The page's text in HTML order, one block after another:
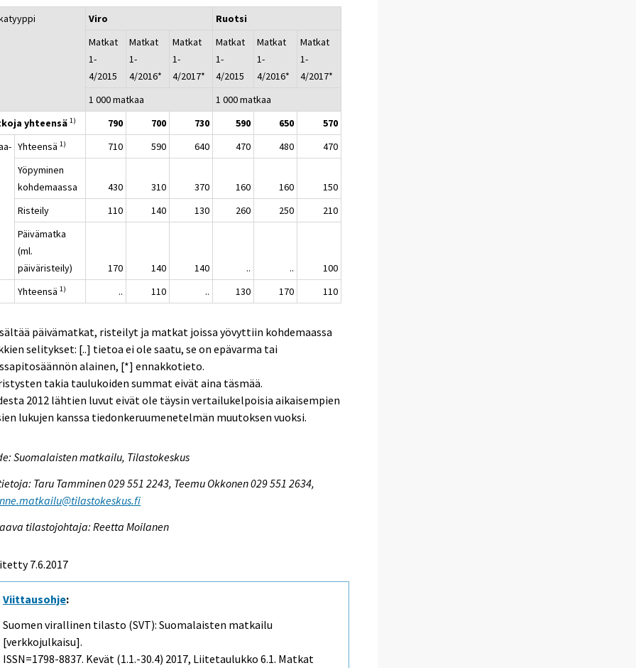
Viro
Ruotsi
Matkat
1-
4/2015
Matkat
1-
4/2016*
Matkat
1-
4/2017*
Matkat
1-
4/2015
Matkat
1-
4/2016*
Matkat
1-
4/2017*
1 000 matkaa
1 000 matkaa
yhteensä 1) 790 700 730 590 650
570
Yhteensä1) 710 590 640 470 480
470
Yöpyminen
kohdemaassa
430 310 370 160 160
150
Risteily
110 140 130 260 250
210
Päivämatka
(ml.
päiväristeily)
170 140 140 .. ..
100
Yhteensä1) .. 110 .. 130 170 110
päivämatkat, risteilyt ja matkat joissa yövyttiin kohdemaassa
selitykset: [..] tietoa ei ole saatu, se on epävarma tai
alainen, [*] ennakkotieto.
takia taulukoiden summat eivät aina täsmää.
2012 lähtien luvut eivät ole täysin vertailukelpoisia aikaisempien
lukujen kanssa tiedonkeruumenetelmän muutoksen vuoksi.
Suomalaisten matkailu, Tilastokeskus
Taru Tamminen 029 551 2243, Teemu Okkonen 029 551 2634,
tilastojohtaja: Reetta Moilanen
7.6.2017
Viittausohje:
Suomen virallinen tilasto (SVT): Suomalaisten matkailu
[verkkojulkaisu].
ISSN=1798-8837. Kevät (1.1.-30.4) 2017, Liitetaulukko 6.1. Matkat